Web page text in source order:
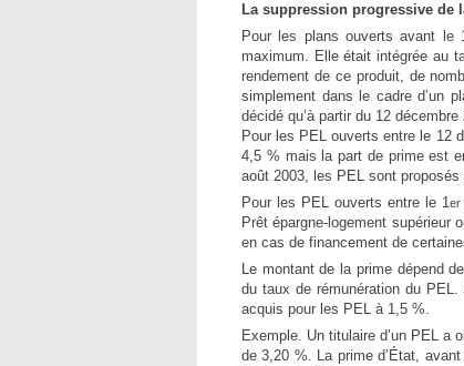
La suppression progressive de
Pour les plans ouverts avant le
maximum. Elle était intégrée au
rendement de ce produit, de
simplement dans le cadre d’un
décidé qu’à partir du 12
Pour les PEL ouverts entre le 12
4,5 % mais la part de prime est
août 2003, les PEL sont
Pour les PEL ouverts entre le 1er
Prêt épargne-logement supérieur
en cas de financement de
Le montant de la prime dépend
du taux de rémunération du
acquis pour les PEL à 1,5 %.
Exemple. Un titulaire d’un PEL a
de 3,20 %. La prime d’État,